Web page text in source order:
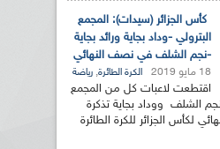
كأس الجزائر (سيدات): المجمع
البترولي -وداد بجاية ورائد بجاية
-نجم الشلف في نصف النهائي
18 مايو 2019 الكرة الطائرة, رياضة
اقتطعت لاعبات كل من المجمع
الشلف ووداد بجاية تذكرة
لكأس الجزائر للكرة الطائرة